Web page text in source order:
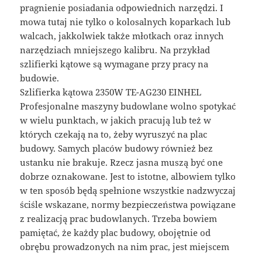
pragnienie posiadania odpowiednich narzędzi. I
mowa tutaj nie tylko o kolosalnych koparkach lub
walcach, jakkolwiek także młotkach oraz innych
narzędziach mniejszego kalibru. Na przykład
szlifierki kątowe są wymagane przy pracy na
budowie.
Szlifierka kątowa 2350W TE-AG230 EINHEL
Profesjonalne maszyny budowlane wolno spotykać
w wielu punktach, w jakich pracują lub też w
których czekają na to, żeby wyruszyć na plac
budowy. Samych placów budowy również bez
ustanku nie brakuje. Rzecz jasna muszą być one
dobrze oznakowane. Jest to istotne, albowiem tylko
w ten sposób będą spełnione wszystkie nadzwyczaj
ściśle wskazane, normy bezpieczeństwa powiązane
z realizacją prac budowlanych. Trzeba bowiem
pamiętać, że każdy plac budowy, obojętnie od
obrębu prowadzonych na nim prac, jest miejscem